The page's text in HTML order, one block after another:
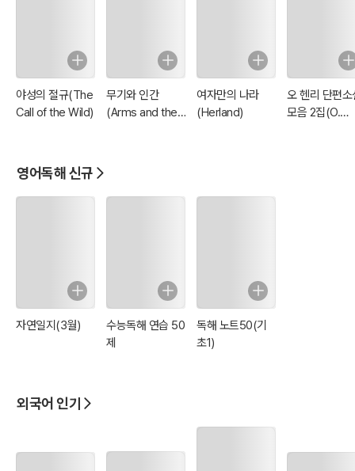
야성의 절규(The
Call of the Wild)
무기와 인간
(Arms and the
여자만의 나라
(Herland)
오 헨리 단편소
모음 2집(O.
영어독해 신규
자연일지(3월)
수능독해 연습 50
제
독해 노트50(기
초1)
외국어 인기